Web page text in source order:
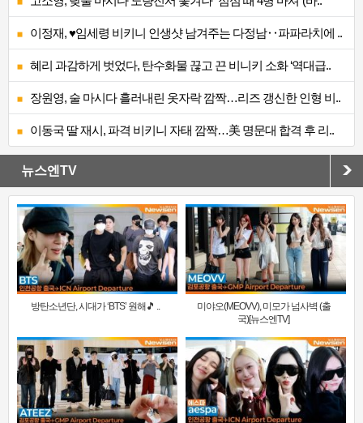
이정재, ♥임세령 비키니 인생샷 남겨주는 다정남‥파파라치에 ..
혜리 과감하게 벗었다, 탄수화물 끊고 끈 비니키 소화 ‘역대급..
장원영, 술 마시다 흘러내린 옷자락 깜짝…리즈 갱신한 인형 비..
이동국 딸 재시, 파격 비키니 자태 깜짝…美 명문대 합격 후 리..
뉴스엔TV
방탄소년단, 시대가 ‘BTS’ 원해🎵 ..
미야오(MEOVV), 미모가 넘사벽 (출
국)[뉴스엔TV]